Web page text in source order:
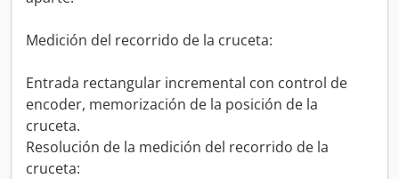
Medición del recorrido de la cruceta:
Entrada rectangular incremental con control de
encoder, memorización de la posición de la
cruceta.
Resolución de la medición del recorrido de la
cruceta: